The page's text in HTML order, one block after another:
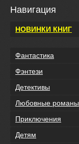
Навигация
НОВИНКИ КНИГ
Фантастика
Фэнтези
Детективы
Любовные романы
Приключения
Детям